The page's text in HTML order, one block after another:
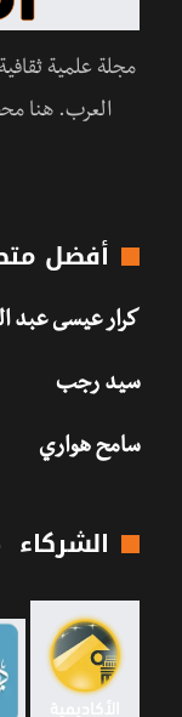
مجلة علمية
العرب. هنا
أفضل
كرار عيسى عبد
سيد رجب
سامح هواري
الشركاء